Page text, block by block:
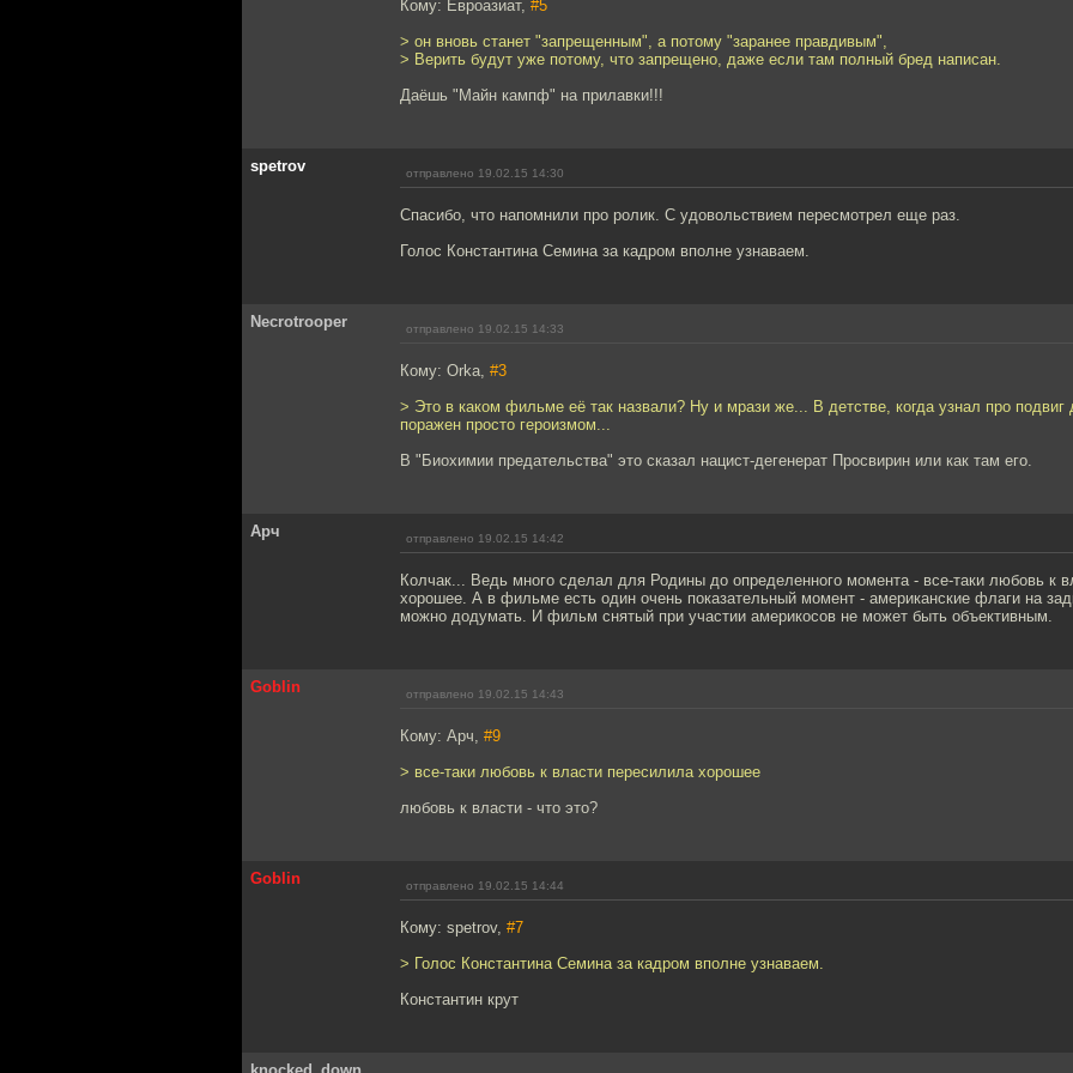
Кому: Евроазиат, #5
> он вновь станет "запрещенным", а потому "заранее правдивым",
> Верить будут уже потому, что запрещено, даже если там полный бред написан.
Даёшь "Майн кампф" на прилавки!!!
spetrov отправлено 19.02.15 14:30
Спасибо, что напомнили про ролик. С удовольствием пересмотрел еще раз.
Голос Константина Семина за кадром вполне узнаваем.
Necrotrooper отправлено 19.02.15 14:33
Кому: Orka, #3
> Это в каком фильме её так назвали? Ну и мрази же... В детстве, когда узнал про подвиг
поражен просто героизмом...
В "Биохимии предательства" это сказал нацист-дегенерат Просвирин или как там его.
Арч отправлено 19.02.15 14:42
Колчак... Ведь много сделал для Родины до определенного момента - все-таки любовь к
хорошее. А в фильме есть один очень показательный момент - американские флаги на
можно додумать. И фильм снятый при участии америкосов не может быть объективным.
Goblin отправлено 19.02.15 14:43
Кому: Арч, #9
> все-таки любовь к власти пересилила хорошее
любовь к власти - что это?
Goblin отправлено 19.02.15 14:44
Кому: spetrov, #7
> Голос Константина Семина за кадром вполне узнаваем.
Константин крут